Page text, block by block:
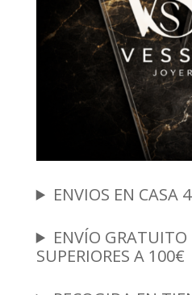
ENVIOS EN CASA
ENVÍO GRATUITO
SUPERIORES A 100€